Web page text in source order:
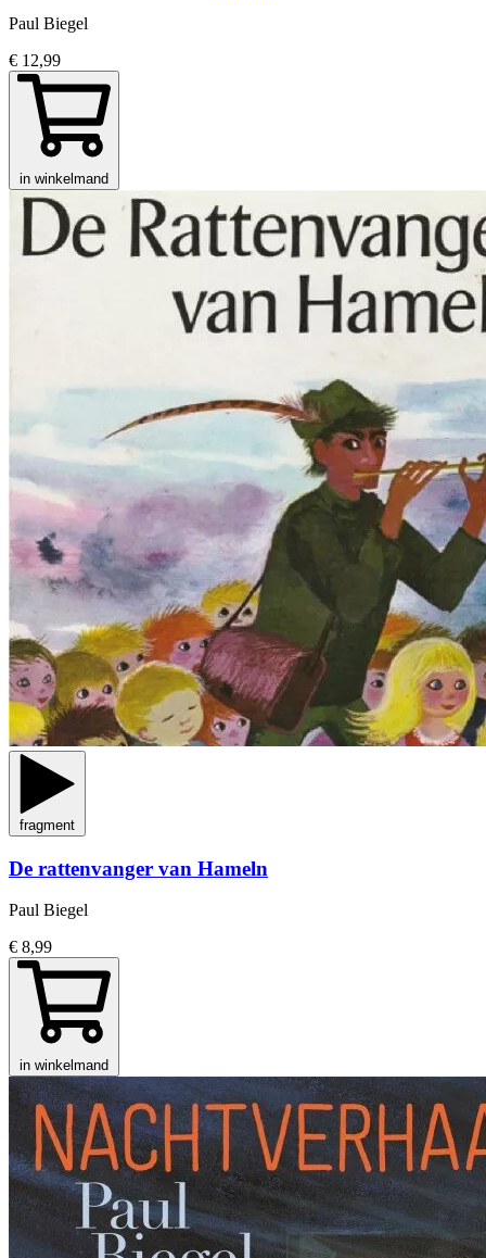
Paul Biegel
€ 12,99
in winkelmand
fragment
De rattenvanger van Hameln
Paul Biegel
€ 8,99
in winkelmand